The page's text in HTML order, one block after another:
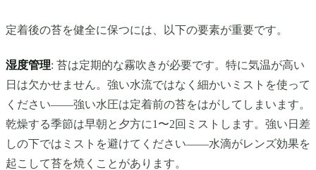
定着後の苔を健全に保つには、以下の要素が重要です。
湿度管理: 苔は定期的な霧吹きが必要です。特に気温が高い
日は欠かせません。強い水流ではなく細かいミストを使って
ください——強い水圧は定着前の苔をはがしてしまいます。
乾燥する季節は早朝と夕方に1〜2回ミストします。強い日差
しの下ではミストを避けてください——水滴がレンズ効果を
起こして苔を焼くことがあります。